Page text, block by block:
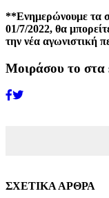
**Ενημερώνουμε τα
01/7/2022, θα
την νέα αγωνιστική
Μοιράσου το στα
ΣΧΕΤΙΚΑ ΑΡΘΡΑ